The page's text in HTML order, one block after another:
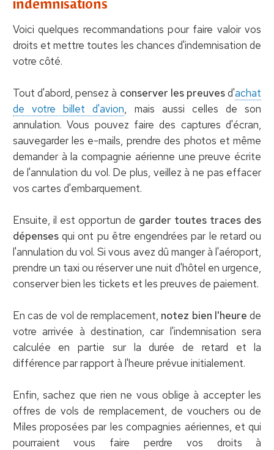
Voici quelques recommandations pour faire valoir vos
droits et mettre toutes les chances d'indemnisation de
votre côté.
Tout d'abord, pensez à conserver les preuvesd'achat
de votre billet d'avion, mais aussi celles de son
annulation. Vous pouvez faire des captures d'écran,
sauvegarder les e-mails, prendre des photos et même
demander à la compagnie aérienne une preuve écrite
de l'annulation du vol. De plus, veillez à ne pas effacer
vos cartes d'embarquement.
Ensuite, il est opportun de garder toutes traces des
dépensesqui ont pu être engendrées par le retard ou
l'annulation du vol. Si vous avez dû manger à l'aéroport,
prendre un taxi ou réserver une nuit d'hôtel en urgence,
conserver bien les tickets et les preuves de paiement.
En cas de vol de remplacement, notez bien l'heure de
votre arrivée à destination, car l'indemnisation sera
calculée en partie sur la durée de retard et la
différence par rapport à l'heure prévue initialement.
Enfin, sachez que rien ne vous oblige à accepter les
offres de vols de remplacement, de vouchers ou de
Miles proposées par les compagnies aériennes, et qui
pourraient vous faire perdre vos droits à